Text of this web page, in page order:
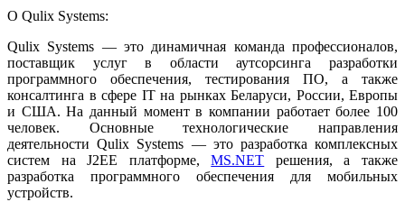
О Qulix Systems:
Qulix Systems — это динамичная команда профессионалов,
поставщик услуг в области аутсорсинга разработки
программного обеспечения, тестирования ПО, а также
консалтинга в сфере IT на рынках Беларуси, России, Европы
и США. На данный момент в компании работает более 100
человек. Основные технологические направления
деятельности Qulix Systems — это разработка комплексных
систем на J2EE платформе,MS.NET решения, а также
разработка программного обеспечения для мобильных
устройств.